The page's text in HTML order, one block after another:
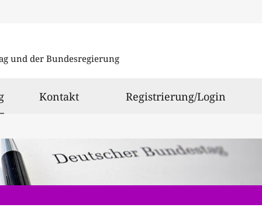
und der Bundesregierung
ausgewählt
Kontakt Registrierung/Login